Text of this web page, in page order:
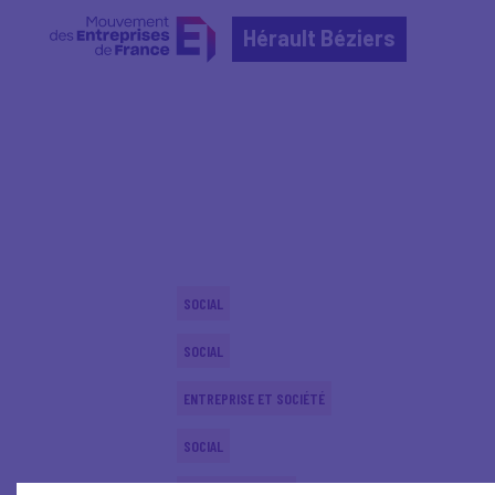
Hérault Béziers
SOCIAL
SOCIAL
ENTREPRISE ET SOCIÉTÉ
SOCIAL